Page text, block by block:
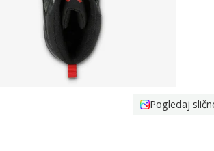
Pogledaj